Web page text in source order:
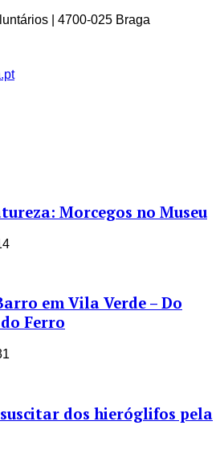
| 4700-025 Braga
Morcegos no Museu
em Vila Verde – Do
Ferro
dos hieróglifos pela